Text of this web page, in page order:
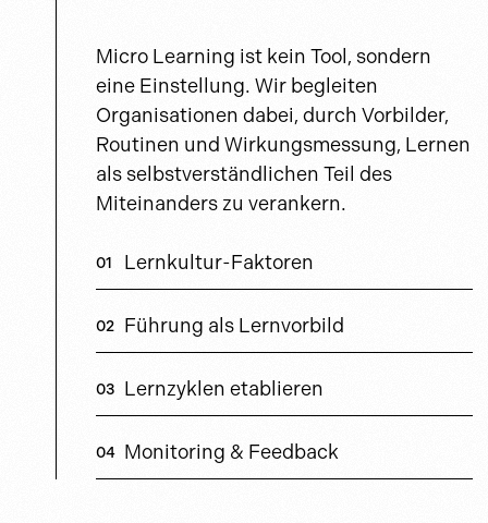
Micro Learning ist kein Tool, sondern
eine Einstellung. Wir begleiten
Organisationen dabei, durch Vorbilder,
Routinen und Wirkungsmessung, Lernen
als selbstverständlichen Teil des
Miteinanders zu verankern.
Lernkultur-Faktoren
Führung als Lernvorbild
Lernzyklen etablieren
Monitoring & Feedback